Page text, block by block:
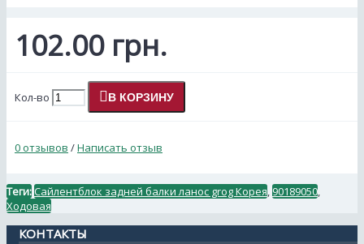
102.00 грн.
Кол-во В КОРЗИНУ
0 отзывов /Написать отзыв
Теги:Сайлентблок задней балки ланос grog Корея 90189050
Ходовая
КОНТАКТЫ